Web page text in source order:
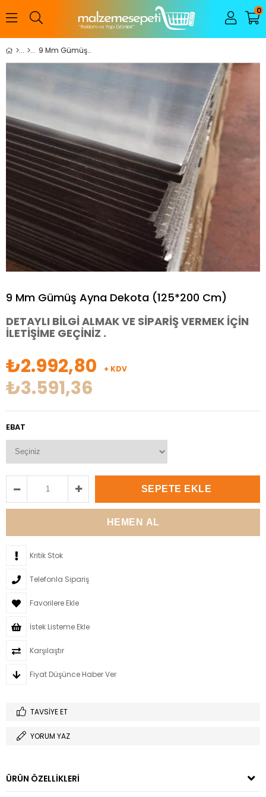
0
9 Mm Gümüş Ayna Dekota (125*200 Cm)
9 Mm Gümüş Ayna Dekota (125*200 Cm)
DETAYLI BİLGİ ALMAK VE SİPARİŞ VERMEK İÇİN
İLETİŞİME GEÇİNİZ .
₺2.992,80 + KDV
₺3.591,36
EBAT
Kritik Stok
Telefonla Sipariş
Favorilere Ekle
İstek Listeme Ekle
Karşılaştır
Fiyat Düşünce Haber Ver
TAVSIYE ET
YORUM YAZ
ÜRÜN ÖZELLIKLERI